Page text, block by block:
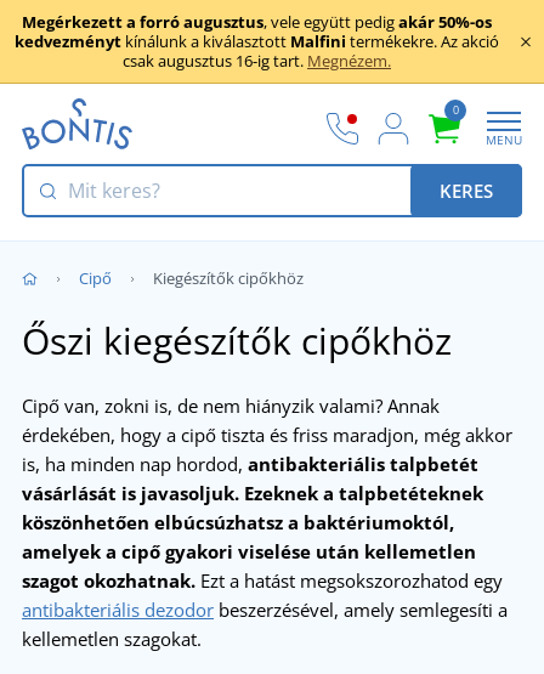
Megérkezett a forró augusztus, vele együtt pedigakár 50%-os
kedvezményt kínálunk a kiválasztott Malfini termékekre. Az akció
csak augusztus 16-ig tart. Megnézem.
0
MENU
KERES
Cipő Kiegészítők cipőkhöz
Őszi kiegészítők cipőkhöz
Cipő van, zokni is, de nem hiányzik valami? Annak
érdekében, hogy a cipő tiszta és friss maradjon, még akkor
is, ha minden nap hordod, antibakteriális talpbetét
vásárlását is javasoljuk. Ezeknek a talpbetéteknek
köszönhetően elbúcsúzhatsz a baktériumoktól,
amelyek a cipő gyakori viselése után kellemetlen
szagot okozhatnak. Ezt a hatást megsokszorozhatod egy
antibakteriális dezodor beszerzésével, amely semlegesíti a
kellemetlen szagokat.